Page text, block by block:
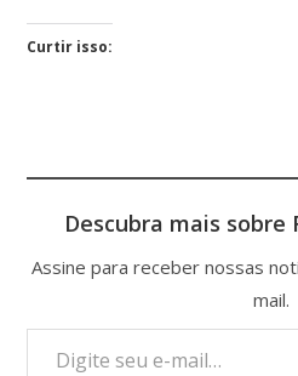
Curtir isso:
Descubra mais sobre
Assine para receber nossas
mail.